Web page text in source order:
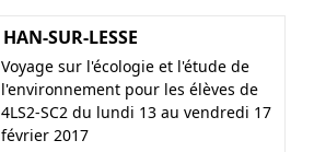
HAN-SUR-LESSE
Voyage sur l'écologie et l'étude de
l'environnement pour les élèves de
4LS2-SC2 du lundi 13 au vendredi 17
février 2017